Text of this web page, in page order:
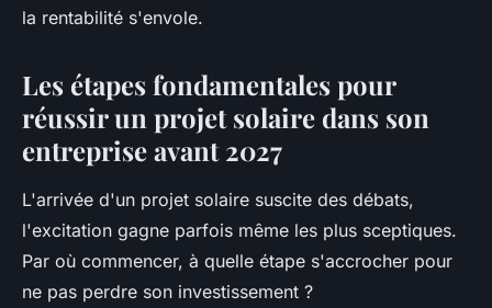
la rentabilité s'envole.
Les étapes fondamentales pour
réussir un projet solaire dans son
entreprise avant 2027
L'arrivée d'un projet solaire suscite des débats,
l'excitation gagne parfois même les plus sceptiques.
Par où commencer, à quelle étape s'accrocher pour
ne pas perdre son investissement ?